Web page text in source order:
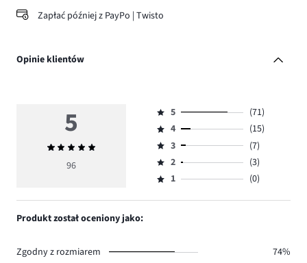
Zapłać później z PayPo | Twisto
Opinie klientów
5
Średnia
ocena
96
Ocena
5,
ilość
głosów
71.
5
(71)
Ocena
4,
ilość
głosów
4
(15)
Ocena
3,
ilość
3
(7)
Ocena
2,
2
(3)
Ocena
1,
1 (0)
Produkt został oceniony jako:
Zgodny z rozmiarem
74%